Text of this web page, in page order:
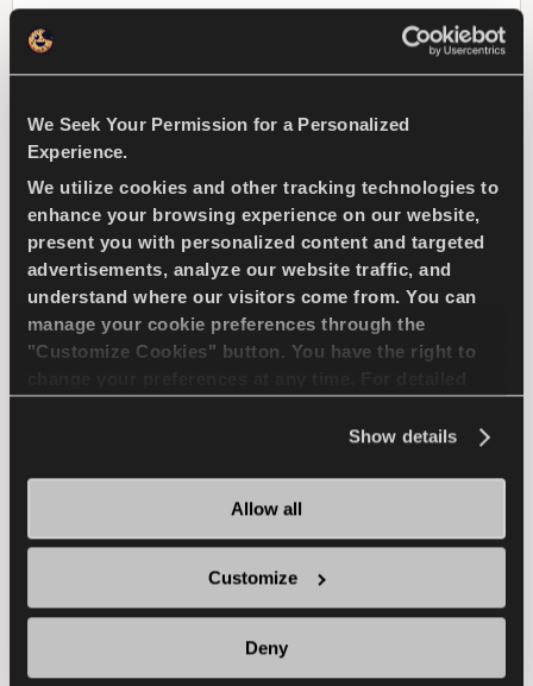
We Seek Your Permission for a Personalized
Experience.
We utilize cookies and other tracking technologies to
enhance your browsing experience on our website,
present you with personalized content and targeted
advertisements, analyze our website traffic, and
understand where our visitors come from. You can
manage your cookie preferences through the
"Customize Cookies" button. You have the right to
Show details
Allow all
Customize
Deny
WEARLIFE MIGLIORATA
EFFICENZA IN CONSUMI
TROVA UN
CONCESSIONARIO
SCOPRI DI PIU
Aderenza eccellente e sicurezza per la tua
PASSENGER INVERNO